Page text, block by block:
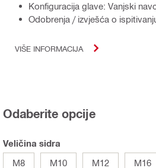
Konfiguracija glave: Vanjski
Odobrenja / izvješća o
VIŠE INFORMACIJA
Odaberite opcije
Veličina sidra
M8
M10 M12 M16